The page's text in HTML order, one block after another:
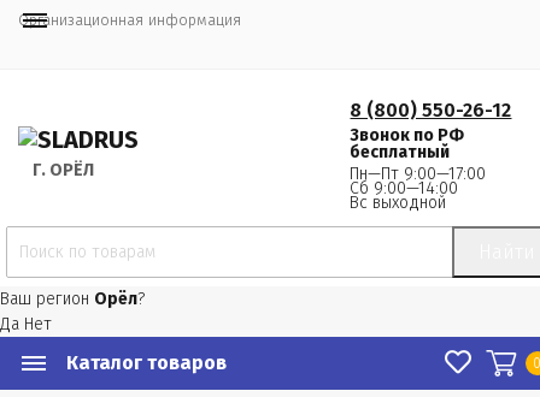
Организационная информация
Г. ОРЁЛ
8 (800) 550-26-12
Звонок по РФ
бесплатный
Пн—Пт 9:00—17:00
Сб 9:00—14:00
Вс выходной
Ваш регион Орёл?
Да Нет
Каталог товаров